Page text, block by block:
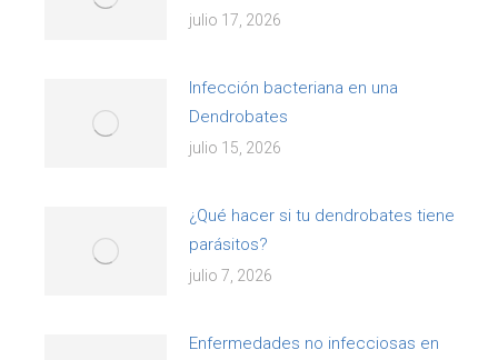
julio 17, 2026
Infección bacteriana en una
Dendrobates
julio 15, 2026
¿Qué hacer si tu dendrobates tiene
parásitos?
julio 7, 2026
Enfermedades no infecciosas en